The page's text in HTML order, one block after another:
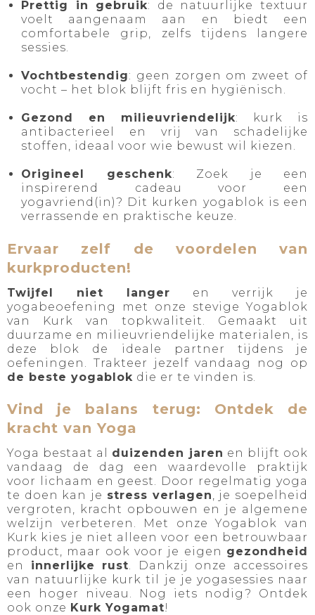
Prettig in gebruik: de natuurlijke textuur
voelt aangenaam aan en biedt een
comfortabele grip, zelfs tijdens langere
sessies.
Vochtbestendig: geen zorgen om zweet of
vocht – het blok blijft fris en hygiënisch.
Gezond en milieuvriendelijk: kurk is
antibacterieel en vrij van schadelijke
stoffen, ideaal voor wie bewust wil kiezen.
Origineel geschenk: Zoek je een
inspirerend cadeau voor een
yogavriend(in)? Dit kurken yogablok is een
verrassende en praktische keuze.
Ervaar zelf de voordelen van
kurkproducten!
Twijfel niet langer en verrijk je
yogabeoefening met onze stevige Yogablok
van Kurk van topkwaliteit. Gemaakt uit
duurzame en milieuvriendelijke materialen, is
deze blok de ideale partner tijdens je
oefeningen. Trakteer jezelf vandaag nog op
de beste yogablok die er te vinden is.
Vind je balans terug: Ontdek de
kracht van Yoga
Yoga bestaat al duizenden jaren en blijft ook
vandaag de dag een waardevolle praktijk
voor lichaam en geest. Door regelmatig yoga
te doen kan je stress verlagen, je soepelheid
vergroten, kracht opbouwen en je algemene
welzijn verbeteren. Met onze Yogablok van
Kurk kies je niet alleen voor een betrouwbaar
product, maar ook voor je eigen gezondheid
en innerlijke rust. Dankzij onze accessoires
van natuurlijke kurk til je je yogasessies naar
een hoger niveau. Nog iets nodig? Ontdek
ook onze Kurk Yogamat!